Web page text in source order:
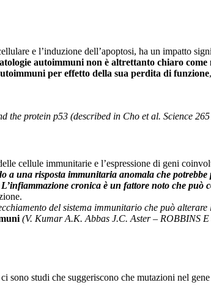
e l’induzione dell’apoptosi, ha un impatto
autoimmuni non è altrettanto chiaro come
per effetto della sua perdita di funzione
the protein p53 (described in Cho et al. Science
cellule immunitarie e l’espressione di geni
a una risposta immunitaria anomala che
cronica è un fattore noto che può
del sistema immunitario che può
(V. Kumar A.K. Abbas J.C. Aster – ROBBINS
studi che suggeriscono che mutazioni nel